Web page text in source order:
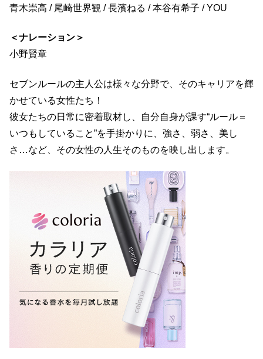
青木崇高 / 尾崎世界観 / 長濱ねる / 本谷有希子 / YOU
＜ナレーション＞
小野賢章
セブンルールの主人公は様々な分野で、そのキャリアを輝
かせている女性たち！
彼女たちの日常に密着取材し、自分自身が課す“ルール＝
いつもしていること”を手掛かりに、強さ、弱さ、美し
さ…など、その女性の人生そのものを映し出します。